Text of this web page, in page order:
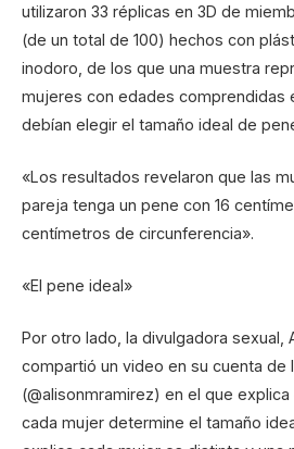
utilizaron 33 réplicas en 3D de
(de un total de 100) hechos con
inodoro, de los que una muestra
mujeres con edades comprendidas
debían elegir el tamaño ideal de
«Los resultados revelaron que las
pareja tenga un pene con 16
centímetros de circunferencia».
«El pene ideal»
Por otro lado, la divulgadora sexual,
compartió un video en su cuenta de
(@alisonmramirez) en el que
cada mujer determine el tamaño